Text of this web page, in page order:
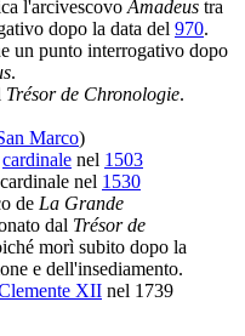
l'arcivescovo Amadeus tra
dopo la data del 970.
un punto interrogativo dopo
.
Trésor de Chronologie.
Marco)
cardinale nel 1503
nel 1530
de La Grande
dal Trésor de
morì subito dopo la
e dell'insediamento.
XII nel 1739